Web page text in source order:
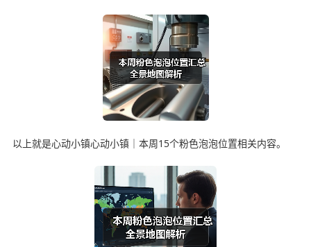
以上就是心动小镇心动小镇｜本周15个粉色泡泡位置相关内容。